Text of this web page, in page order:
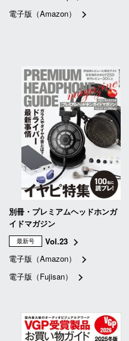
電子版（Amazon）
別冊・プレミアムヘッドホンガ
イドマガジン
最新号
Vol.23
電子版（Amazon）
電子版（Fujisan）